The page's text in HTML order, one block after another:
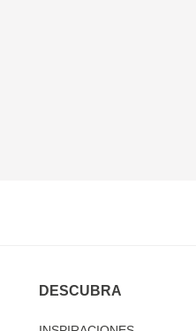
DESCUBRA